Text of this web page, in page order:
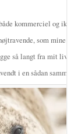
kommerciel og ikke
som mine
så langt fra mit livs-
i en sådan